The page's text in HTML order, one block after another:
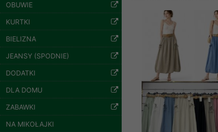
OBUWIE
KURTKI
BIELIZNA
JEANSY (SPODNIE)
DODATKI
DLA DOMU
ZABAWKI
NA MIKOŁAJKI
Spodnie damskie
jeansy Roz 25-30, 1
Kolor Paczka 10 szt
Potrzebujemy na to
Jeżeli klikniesz
GROUP
Sp. z o.o.
Wyrażenie zgody jest
wpływa na zgodność
Dodatkowe
Twoich danych,
podejmowaniu
danych osobowych)